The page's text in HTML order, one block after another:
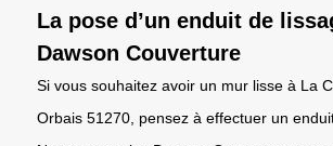
La pose d’un enduit de
Dawson Couverture
Si vous souhaitez avoir un mur lisse à La
Orbais 51270, pensez à effectuer un